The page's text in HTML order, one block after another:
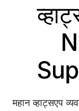
महान व्हाट्सएप